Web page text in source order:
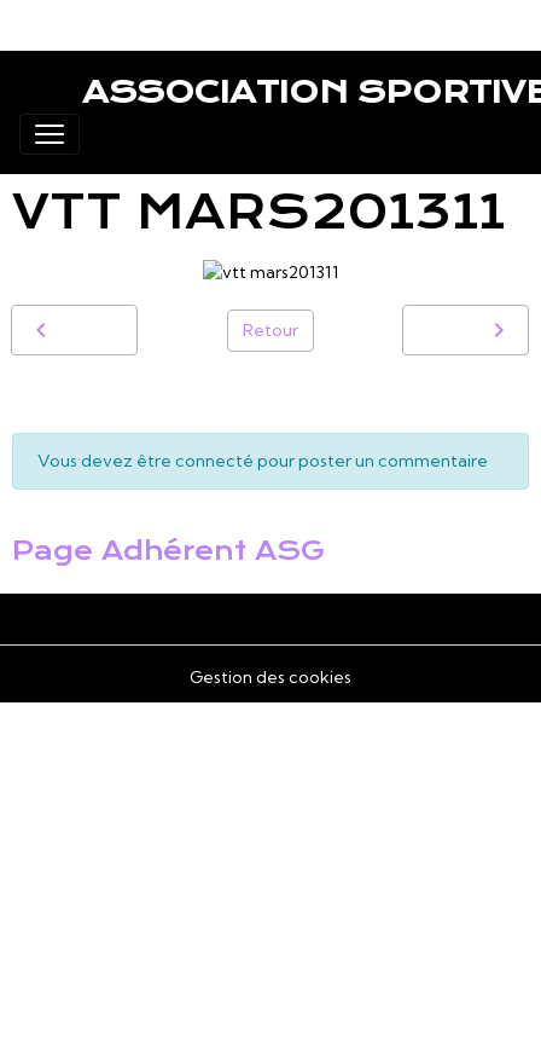
ASSOCIATION
VTT MARS201311
Retour
Vous devez être connecté pour poster un commentaire
Page Adhérent ASG
Gestion des cookies